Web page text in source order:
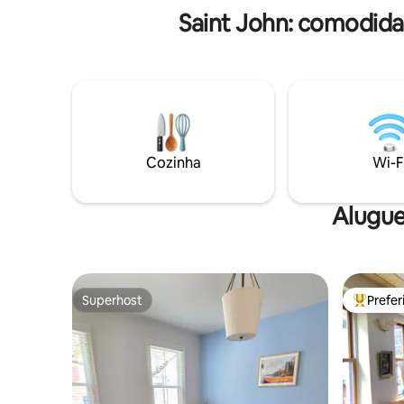
Saint John:
Cozinha Wi-
Superhost
Superhost Entre